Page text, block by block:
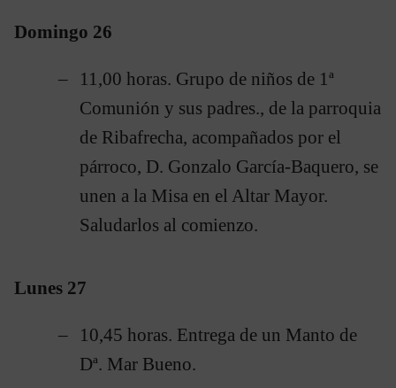
Domingo 26
11,00 horas. Grupo de niños de 1ª
Comunión y sus padres., de la parroquia
de Ribafrecha, acompañados por el
párroco, D. Gonzalo García-Baquero, se
unen a la Misa en el Altar Mayor.
Saludarlos al comienzo.
Lunes 27
10,45 horas. Entrega de un Manto de
Dª. Mar Bueno.